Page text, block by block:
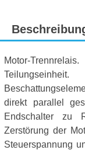
Motor-
direkt parallel
Endschalter zu
Zerstörung der
Steuerspannung